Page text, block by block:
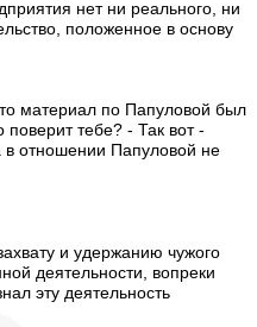
нет ни реального, ни
положенное в основу
материал по Папуловой был
тебе? - Так вот -
в отношении Папуловой не
и удержанию чужого
деятельности, вопреки
эту деятельность